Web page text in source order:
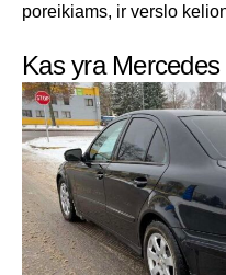
poreikiams, ir verslo
Kas yra